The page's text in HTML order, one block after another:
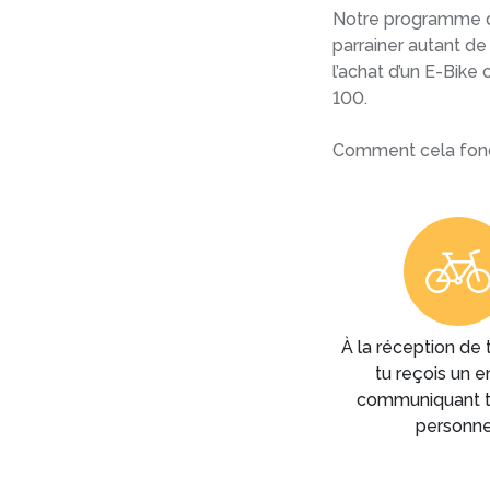
Notre programme
parrainer autant
l’achat d’un E-
100.
Comment cela
À la réception de
tu reçois un
communiquant